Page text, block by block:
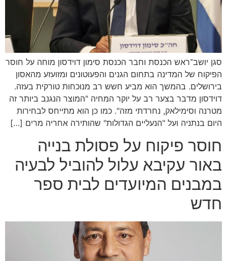
סגן יושב־ראש הכנסת וחבר הכנסת סימון דוידסון מוחה על חוסר
הפיקוח של המדינה בתחום הגנים והפעוטונים ומזועזע מהאסון
בירושלים. בהמשך הוא מביע חשש רב מנוכחות טורקית בעזה.
דוידסון מדבר בצער רב על יוקר המחיה "המוצר הנגנב ביותר זה
מטרנה וסימילאק, נחרדתי מזה". כמו כן הוא מתייחס לבחירות
היום בנתניה ועל "הנעליים הגדולות" שהותירה אחריה מרים […]
חוסר פיקוח על פסולת בנייה
באור עקיבא עלול להוביל לבעיה
במבנים המיועדים לבית ספר
חדש